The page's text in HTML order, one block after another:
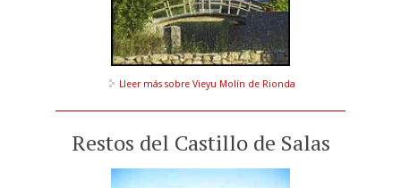
Lleer más sobre Vieyu Molín de Rionda
Restos del Castillo de Salas